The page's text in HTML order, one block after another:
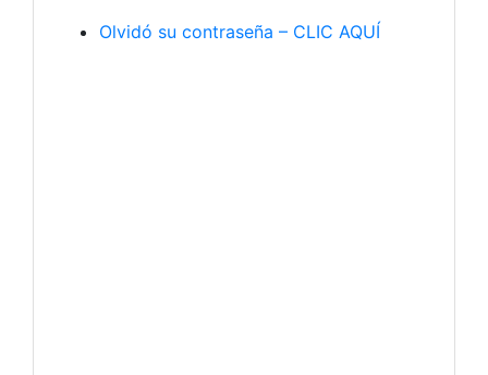
Olvidó su contraseña – CLIC AQUÍ